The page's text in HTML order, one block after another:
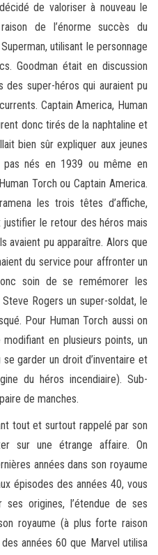
de valoriser à nouveau le
de l’énorme succès du
utilisant le personnage
Goodman était en discussion
super-héros qui auraient pu
Captain America, Human
donc tirés de la naphtaline et
bien sûr expliquer aux jeunes
pas nés en 1939 ou même en
Torch ou Captain America.
les trois têtes d’affiche,
justifier le retour des héros mais
avaient pu apparaître. Alors que
du service pour affronter un
soin de se remémorer les
Rogers un super-soldat, le
Pour Human Torch aussi on
en plusieurs points, un
garder un droit d’inventaire et
du héros incendiaire). Sub-
de manches.
tout et surtout rappelé par son
sur une étrange affaire. On
années dans son royaume
épisodes des années 40, vous
origines, l’étendue de ses
royaume (à plus forte raison
années 60 que Marvel utilisa